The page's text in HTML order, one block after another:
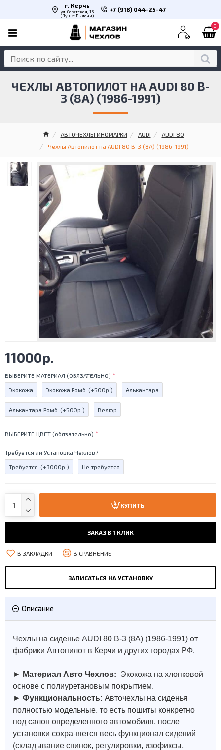
г. Керчь
ул. Советская, 15
(Пункт Выдачи)
+7 (918) 044-25-47
0
АВТОЧЕХЛЫ ИНОМАРКИ AUDI
AUDI 80
Чехлы Автопилот на AUDI 80 B-3 (8A) (1986-1991)
ЧЕХЛЫ АВТОПИЛОТ НА AUDI 80 B-
3 (8A) (1986-1991)
11000р.
ВЫБЕРИТЕ МАТЕРИАЛ (ОБЯЗАТЕЛЬНО)
Экокожа Экокожа Ромб (+500р.) Алькантара
Алькантара Ромб (+500р.) Велюр
ВЫБЕРИТЕ ЦВЕТ (обязательно)
Требуется ли Установка Чехлов?
Требуется (+3000р.) Не требуется
КУПИТЬ
ЗАКАЗ В 1 КЛИК
В ЗАКЛАДКИ В СРАВНЕНИЕ
ЗАПИСАТЬСЯ НА УСТАНОВКУ
Описание
Чехлы на сиденье AUDI 80 B-3 (8A) (1986-1991) от
фабрики Автопилот в Керчи и других городах РФ.
► Материал Авто Чехлов: Экокожа на хлопковой
основе с полиуретановым покрытием.
► Функциональность: Авточехлы на сиденья
полностью модельные, то есть пошиты конкретно
под салон определенного автомобиля, после
установки сохраняется весь функционал сидений
(складывание спинок, регулировки, изофиксы,